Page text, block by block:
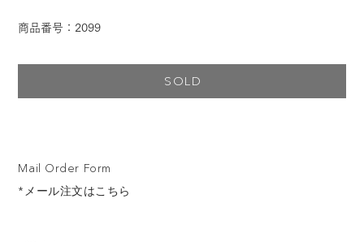
Mail Order Form
*メール注文はこちら
商品番号：2099
SOLD